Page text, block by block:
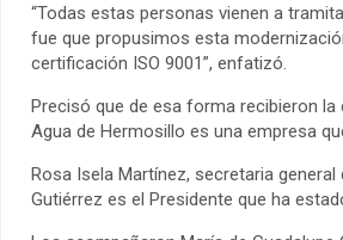
“Todas estas personas vienen a
fue que propusimos esta
certificación ISO 9001”, enfatizó.
Precisó que de esa forma recibieron
Agua de Hermosillo es una empresa
Rosa Isela Martínez, secretaria
Gutiérrez es el Presidente que ha